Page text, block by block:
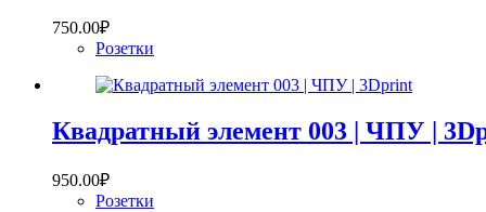
750.00₽
Розетки
Квадратный элемент 003 | ЧПУ |
950.00₽
Розетки